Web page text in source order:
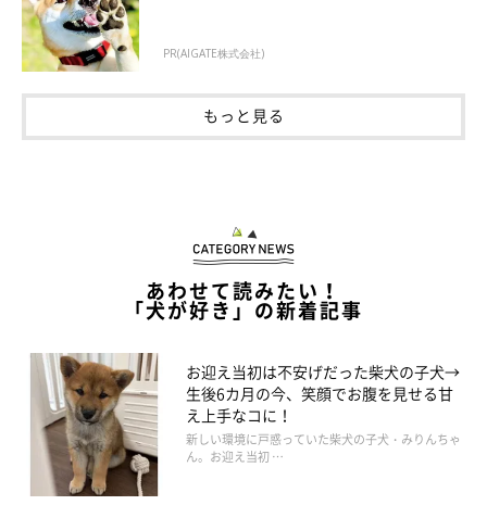
黒い毛色だけどお腹が白い「黒褐色」
PR(AIGATE株式会社)
もっと見る
あわせて読みたい！
「犬が好き」の新着記事
お迎え当初は不安げだった柴犬の子犬→
生後6カ月の今、笑顔でお腹を見せる甘
え上手なコに！
新しい環境に戸惑っていた柴犬の子犬・みりんちゃ
ん。お迎え当初 …